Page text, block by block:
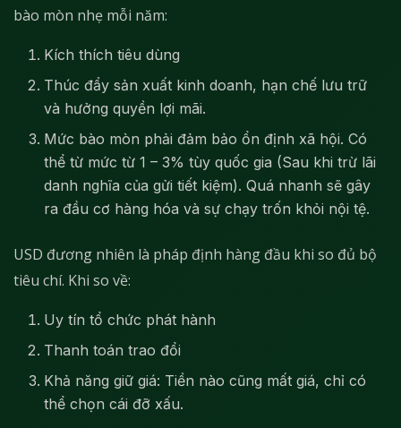
bào mòn nhẹ mỗi năm:
Kích thích tiêu dùng
Thúc đẩy sản xuất kinh doanh, hạn chế lưu trữ
và hưởng quyền lợi mãi.
Mức bào mòn phải đảm bảo ổn định xã hội. Có
thể từ mức từ 1 – 3% tùy quốc gia (Sau khi trừ lãi
danh nghĩa của gửi tiết kiệm). Quá nhanh sẽ gây
ra đầu cơ hàng hóa và sự chạy trốn khỏi nội tệ.
USD đương nhiên là pháp định hàng đầu khi so đủ bộ
tiêu chí. Khi so về:
Uy tín tổ chức phát hành
Thanh toán trao đổi
Khả năng giữ giá: Tiền nào cũng mất giá, chỉ có
thể chọn cái đỡ xấu.